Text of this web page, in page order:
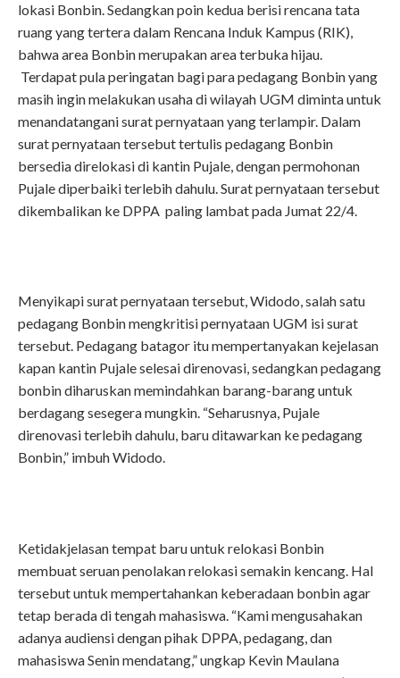
lokasi Bonbin. Sedangkan poin kedua berisi rencana tata
ruang yang tertera dalam Rencana Induk Kampus (RIK),
bahwa area Bonbin merupakan area terbuka hijau.
Terdapat pula peringatan bagi para pedagang Bonbin yang
masih ingin melakukan usaha di wilayah UGM diminta untuk
menandatangani surat pernyataan yang terlampir. Dalam
surat pernyataan tersebut tertulis pedagang Bonbin
bersedia direlokasi di kantin Pujale, dengan permohonan
Pujale diperbaiki terlebih dahulu. Surat pernyataan tersebut
dikembalikan ke DPPA paling lambat pada Jumat 22/4.
Menyikapi surat pernyataan tersebut, Widodo, salah satu
pedagang Bonbin mengkritisi pernyataan UGM isi surat
tersebut. Pedagang batagor itu mempertanyakan kejelasan
kapan kantin Pujale selesai direnovasi, sedangkan pedagang
bonbin diharuskan memindahkan barang-barang untuk
berdagang sesegera mungkin. “Seharusnya, Pujale
direnovasi terlebih dahulu, baru ditawarkan ke pedagang
Bonbin,” imbuh Widodo.
Ketidakjelasan tempat baru untuk relokasi Bonbin
membuat seruan penolakan relokasi semakin kencang. Hal
tersebut untuk mempertahankan keberadaan bonbin agar
tetap berada di tengah mahasiswa. “Kami mengusahakan
adanya audiensi dengan pihak DPPA, pedagang, dan
mahasiswa Senin mendatang,” ungkap Kevin Maulana